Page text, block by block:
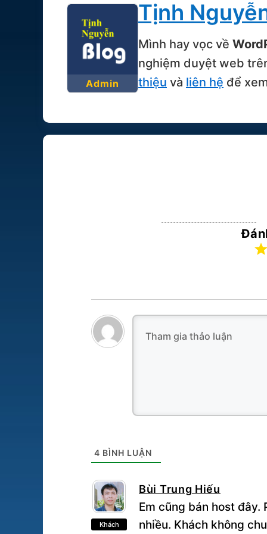
Admin
Tịnh
Mình hay vọc về
nghiệm duyệt web
thiệu và liên hệ để
4 BÌNH LUẬN
Khách
Bùi Trung Hiếu
Em cũng bán host đây.
nhiều. Khách không